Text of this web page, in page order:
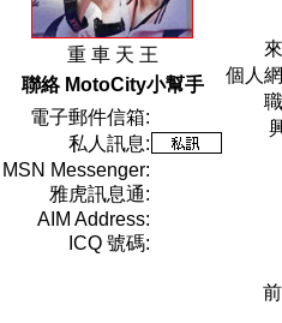
重 車 天 王
個人
聯絡 MotoCity小幫手
電子郵件信箱:
私人訊息:
MSN Messenger:
雅虎訊息通:
AIM Address:
ICQ 號碼: